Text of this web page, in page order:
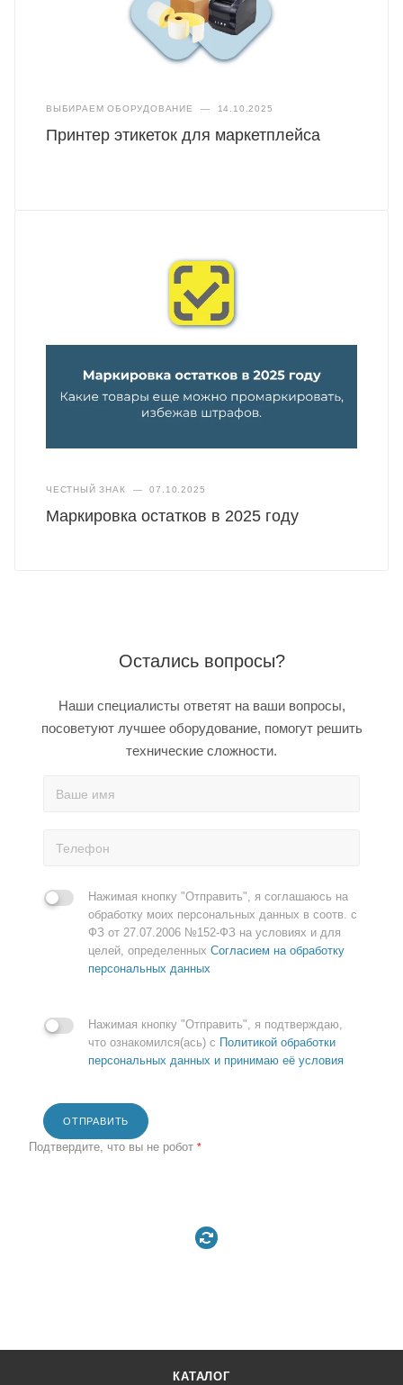
ВЫБИРАЕМ ОБОРУДОВАНИЕ — 14.10.2025
Принтер этикеток для маркетплейса
ЧЕСТНЫЙ ЗНАК — 07.10.2025
Маркировка остатков в 2025 году
Остались вопросы?
Наши специалисты ответят на ваши вопросы,
посоветуют лучшее оборудование, помогут решить
технические сложности.
Нажимая кнопку "Отправить", я соглашаюсь на
обработку моих персональных данных в соотв. с
ФЗ от 27.07.2006 №152-ФЗ на условиях и для
целей, определенных Согласием на обработку
персональных данных
Нажимая кнопку "Отправить", я подтверждаю,
что ознакомился(ась) с Политикой обработки
персональных данных и принимаю её условия
ОТПРАВИТЬ
Подтвердите, что вы не робот *
КАТАЛОГ